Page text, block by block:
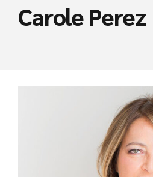
Carole Perez